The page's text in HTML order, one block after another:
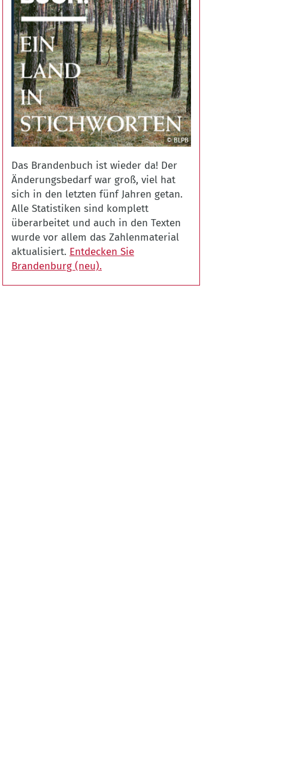
BLPB
© BLPB
Das Brandenbuch ist wieder da! Der
Änderungsbedarf war groß, viel hat
sich in den letzten fünf Jahren getan.
Alle Statistiken sind komplett
überarbeitet und auch in den Texten
wurde vor allem das Zahlenmaterial
aktualisiert. Entdecken Sie
Brandenburg (neu).